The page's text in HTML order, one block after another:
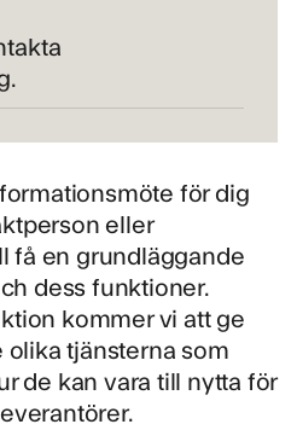
för dig
eller
få en grundläggande
dess funktioner.
kommer vi att ge
tjänsterna som
de kan vara till nytta för